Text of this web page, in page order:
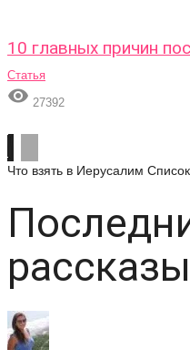
10 главных причин
Статья
 27392
Что взять в Иерусалим
рассказы